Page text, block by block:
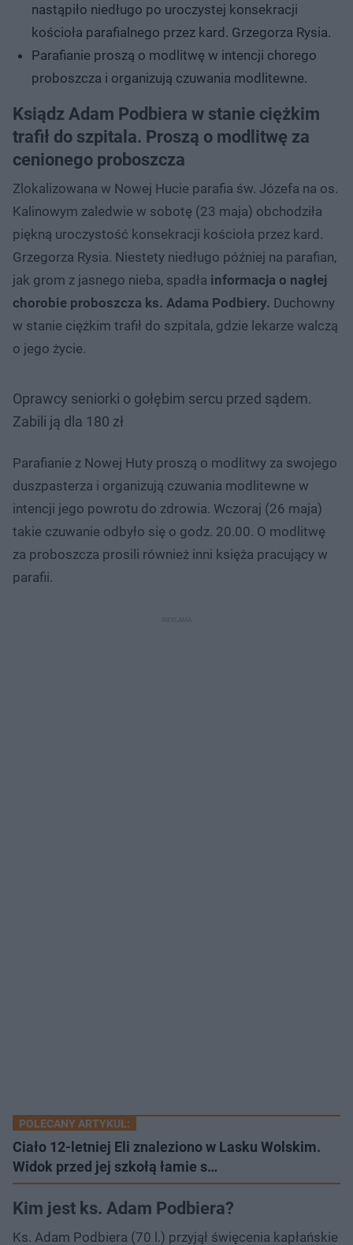
nastąpiło niedługo po uroczystej konsekracji
kościoła parafialnego przez kard. Grzegorza Rysia.
Parafianie proszą o modlitwę w intencji chorego
proboszcza i organizują czuwania modlitewne.
Ksiądz Adam Podbiera w stanie ciężkim
trafił do szpitala. Proszą o modlitwę za
cenionego proboszcza
Zlokalizowana w Nowej Hucie parafia św. Józefa na os.
Kalinowym zaledwie w sobotę (23 maja) obchodziła
piękną uroczystość konsekracji kościoła przez kard.
Grzegorza Rysia. Niestety niedługo później na parafian,
jak grom z jasnego nieba, spadła informacja o nagłej
chorobie proboszcza ks. Adama Podbiery. Duchowny
w stanie ciężkim trafił do szpitala, gdzie lekarze walczą
o jego życie.
Oprawcy seniorki o gołębim sercu przed sądem.
Zabili ją dla 180 zł
Parafianie z Nowej Huty proszą o modlitwy za swojego
duszpasterza i organizują czuwania modlitewne w
intencji jego powrotu do zdrowia. Wczoraj (26 maja)
takie czuwanie odbyło się o godz. 20.00. O modlitwę
za proboszcza prosili również inni księża pracujący w
parafii.
POLECANY ARTYKUŁ:
Ciało 12-letniej Eli znaleziono w Lasku Wolskim.
Widok przed jej szkołą łamie s…
Kim jest ks. Adam Podbiera?
Ks. Adam Podbiera (70 l.) przyjął święcenia kapłańskie